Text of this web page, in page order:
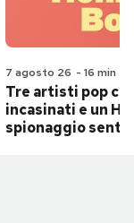
7 agosto 26 - 16 min
Tre artisti pop
incasinati e un
spionaggio